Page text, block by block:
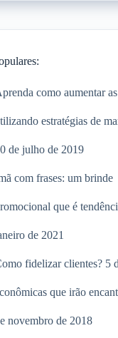
como aumentar
estratégias de
de julho de 2019
com frases: um brinde
que é
de 2021
fidelizar clientes? 5
que irão
novembro de 2018